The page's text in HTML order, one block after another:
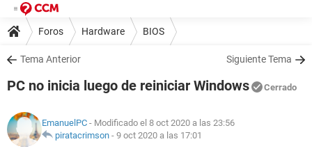
Foros Hardware BIOS
Tema Anterior Siguiente Tema
PC no inicia luego de reiniciar Windows Cerrado
EmanuelPC - Modificado el 8 oct 2020 a las 23:56
piratacrimson - 9 oct 2020 a las 17:01